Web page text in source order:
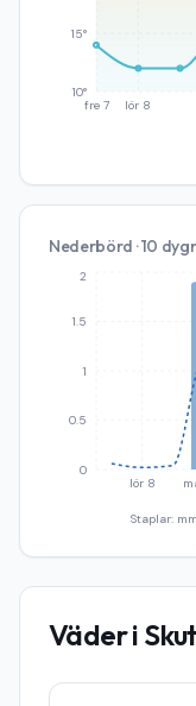
fre 7 lör 8
10°
15°
Nederbörd · 10
lör 8
0
0.5
1
1.5
2
Staplar:
Väder i